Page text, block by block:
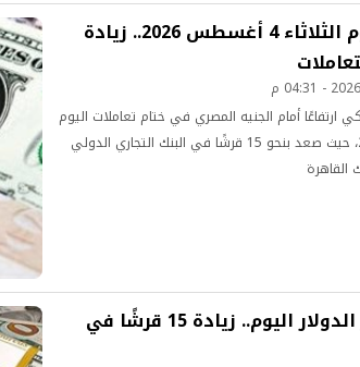
سعر الدولار اليوم الثلاثاء 4 أغسطس 2026.. زيادة
ارتفاعًا أمام الجنيه المصري في ختام تعاملات اليوم
الثلاثاء 4 أغسطس 2026، حيث صعد بنحو 15 قرشًا في البنك التجاري الدولي
آخر تحديث لسعر الدولار اليوم.. زيادة 15 قرشًا في